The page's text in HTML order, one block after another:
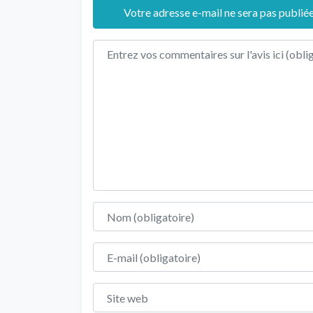
Votre adresse e-mail ne sera pas
Texte de l'avis
Nom
E-mail
Site web